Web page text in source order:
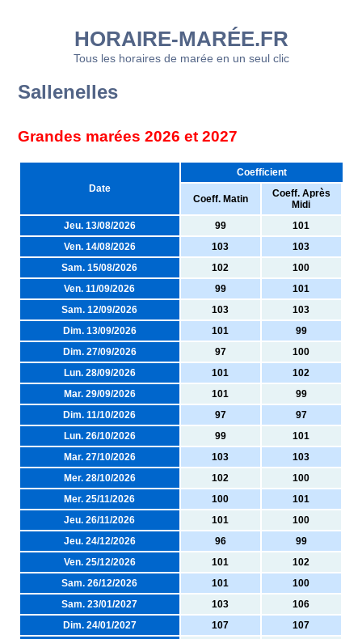
HORAIRE-MARÉE.FR
Tous les horaires de marée en un seul clic
Sallenelles
Grandes marées 2026 et 2027
Date
Coefficient
Coeff. Matin
Coeff. Après
Midi
Jeu. 13/08/2026
99
101
Ven. 14/08/2026
103
103
Sam. 15/08/2026
102
100
Ven. 11/09/2026
99
101
Sam. 12/09/2026
103
103
Dim. 13/09/2026
101
99
Dim. 27/09/2026
97
100
Lun. 28/09/2026
101
102
Mar. 29/09/2026
101
99
Dim. 11/10/2026
97
97
Lun. 26/10/2026
99
101
Mar. 27/10/2026
103
103
Mer. 28/10/2026
102
100
Mer. 25/11/2026
100
101
Jeu. 26/11/2026
101
100
Jeu. 24/12/2026
96
99
Ven. 25/12/2026
101
102
Sam. 26/12/2026
101
100
Sam. 23/01/2027
103
106
Dim. 24/01/2027
107
107